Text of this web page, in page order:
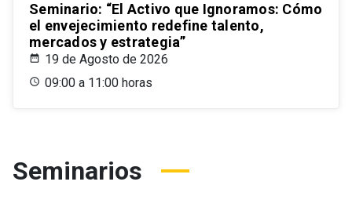
Seminario: “El Activo que Ignoramos: Cómo
el envejecimiento redefine talento,
mercados y estrategia”
19 de Agosto de 2026
09:00 a 11:00 horas
Seminarios